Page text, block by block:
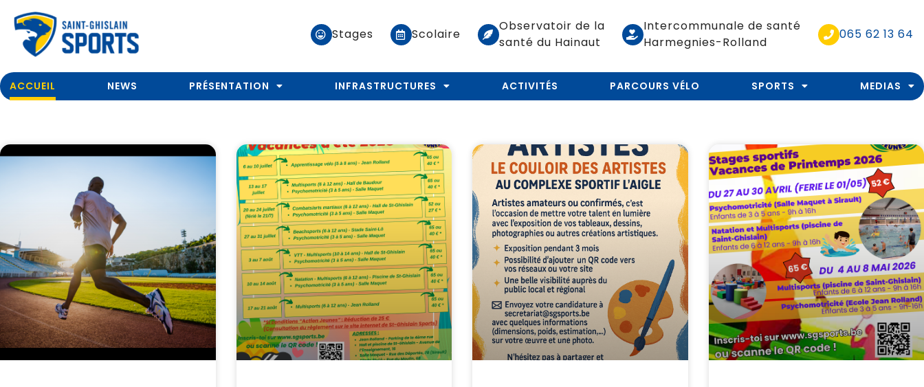
Stages Scolaire
Observatoir de la
santé du Hainaut
Intercommunale de santé
Harmegnies-Rolland
065 62 13 64
ACCUEIL NEWS PRÉSENTATION INFRASTRUCTURES ACTIVITÉS PARCOURS VÉLO SPORTS MEDIAS